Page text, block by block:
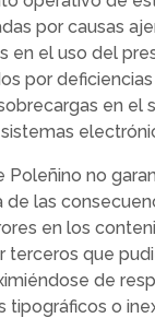
por causas
en el uso del
por
en el
Poleñino no
de las
en los
terceros que
de
tipográficos o